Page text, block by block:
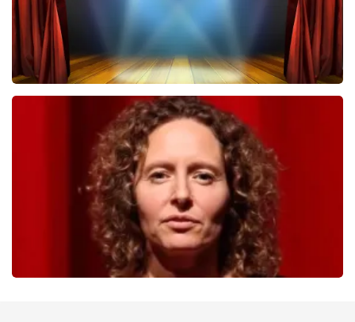
40 45 De Musical
laatste 30 minuten
BESTEL NU